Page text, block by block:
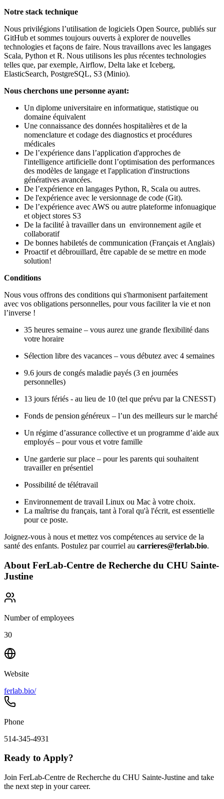
Notre stack technique
Nous privilégions l’utilisation de logiciels Open Source, publiés sur
GitHub et sommes toujours ouverts à explorer de nouvelles
technologies et façons de faire. Nous travaillons avec les langages
Scala, Python et R. Nous utilisons les plus récentes technologies
telles que, par exemple, Airflow, Delta lake et Iceberg,
ElasticSearch, PostgreSQL, S3 (Minio).
Nous cherchons une personne ayant:
Un diplome universitaire en informatique, statistique ou
domaine équivalent
Une connaissance des données hospitalières et de la
nomenclature et codage des diagnostics et procédures
médicales
De l’expérience dans l’application d'approches de
l'intelligence artificielle dont l’optimisation des performances
des modèles de langage et l'application d'instructions
génératives avancées.
De l’expérience en langages Python, R, Scala ou autres.
De l'expérience avec le versionnage de code (Git).
De l’expérience avec AWS ou autre plateforme infonuagique
et object stores S3
De la facilité à travailler dans un environnement agile et
collaboratif
De bonnes habiletés de communication (Français et Anglais)
Proactif et débrouillard, être capable de se mettre en mode
solution!
Conditions
Nous vous offrons des conditions qui s'harmonisent parfaitement
avec vos obligations personnelles, pour vous faciliter la vie et non
l’inverse !
35 heures semaine – vous aurez une grande flexibilité dans
votre horaire
Sélection libre des vacances – vous débutez avec 4 semaines
9.6 jours de congés maladie payés (3 en journées
personnelles)
13 jours fériés - au lieu de 10 (tel que prévu par la CNESST)
Fonds de pension généreux – l’un des meilleurs sur le marché
Un régime d’assurance collective et un programme d’aide aux
employés – pour vous et votre famille
Une garderie sur place – pour les parents qui souhaitent
travailler en présentiel
Possibilité de télétravail
Environnement de travail Linux ou Mac à votre choix.
La maîtrise du français, tant à l'oral qu'à l'écrit, est essentielle
pour ce poste.
Joignez-vous à nous et mettez vos compétences au service de la
santé des enfants. Postulez par courriel au carrieres@ferlab.bio.
About FerLab-Centre de Recherche du CHU Sainte-
Justine
Number of employees
30
Website
ferlab.bio/
Phone
514-345-4931
Ready to Apply?
Join FerLab-Centre de Recherche du CHU Sainte-Justine and take
the next step in your career.